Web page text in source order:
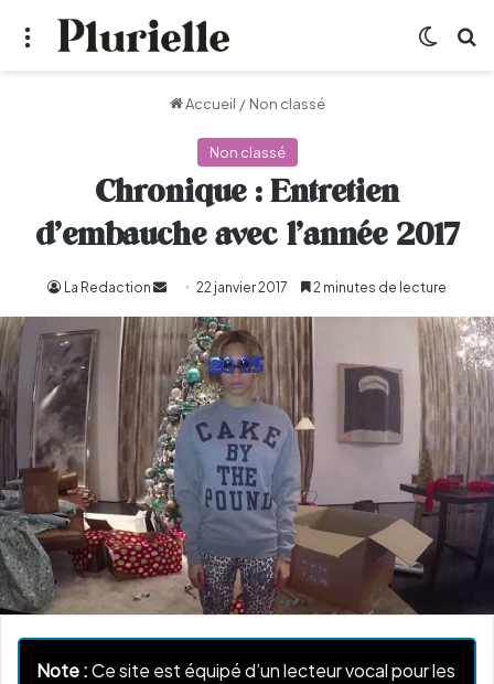
Menu
Accueil / Non classé
Non classé
Chronique : Entretien
d’embauche avec l’année 2017
La Redaction
Envoyer
un
courriel
22 janvier 2017 2 minutes de lecture
Note :Ce site est équipé d’un lecteur vocal pour les